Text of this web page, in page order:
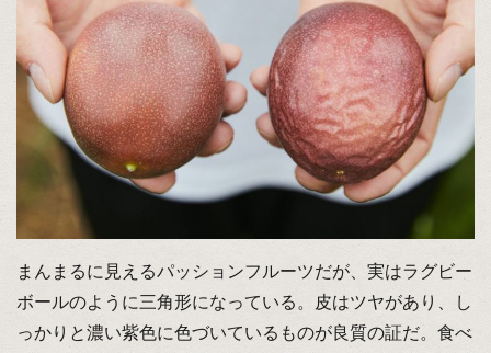
まんまるに見えるパッションフルーツだが、実はラグビー
ボールのように三角形になっている。皮はツヤがあり、し
っかりと濃い紫色に色づいているものが良質の証だ。食べ